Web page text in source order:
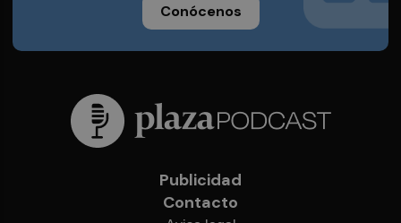
Conócenos
Publicidad
Contacto